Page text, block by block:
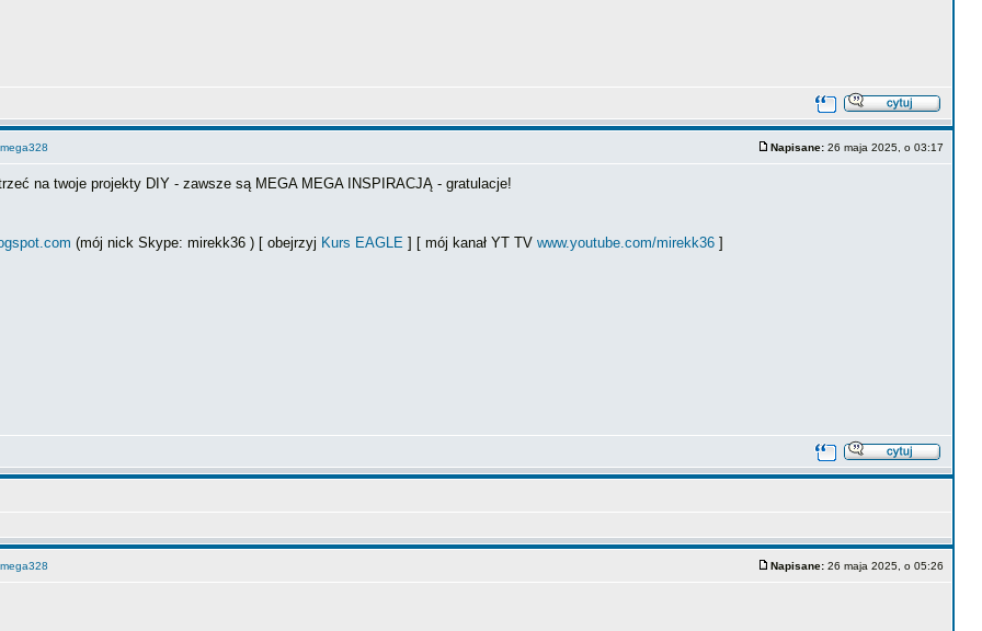
Napisane: 26 maja 2025, o 03:17
na twoje projekty DIY - zawsze są MEGA MEGA INSPIRACJĄ - gratulacje!
(mój nick Skype: mirekk36 ) [ obejrzyj Kurs EAGLE ] [ mój kanał YT TV www.youtube.com/mirekk36 ]
Napisane: 26 maja 2025, o 05:26